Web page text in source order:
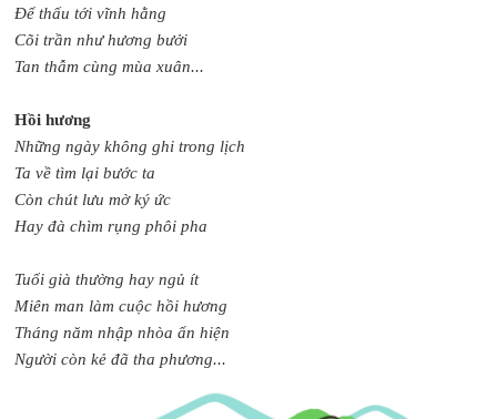
Để thấu tới vĩnh hằng
Cõi trần như hương bưởi
Tan thẫm cùng mùa xuân...
Hồi hương
Những ngày không ghi trong lịch
Ta về tìm lại bước ta
Còn chút lưu mờ ký ức
Hay đà chìm rụng phôi pha
Tuổi già thường hay ngủ ít
Miên man làm cuộc hồi hương
Tháng năm nhập nhòa ẩn hiện
Người còn kẻ đã tha phương...